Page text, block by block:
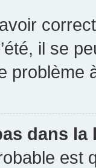
il se
problème
dans la
est